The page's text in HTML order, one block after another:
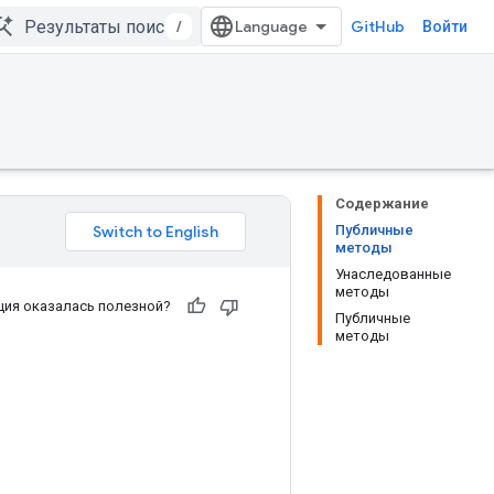
/ GitHub Войти
Содержание
Публичные
методы
Унаследованные
методы
Публичные
методы
оказалась полезной?